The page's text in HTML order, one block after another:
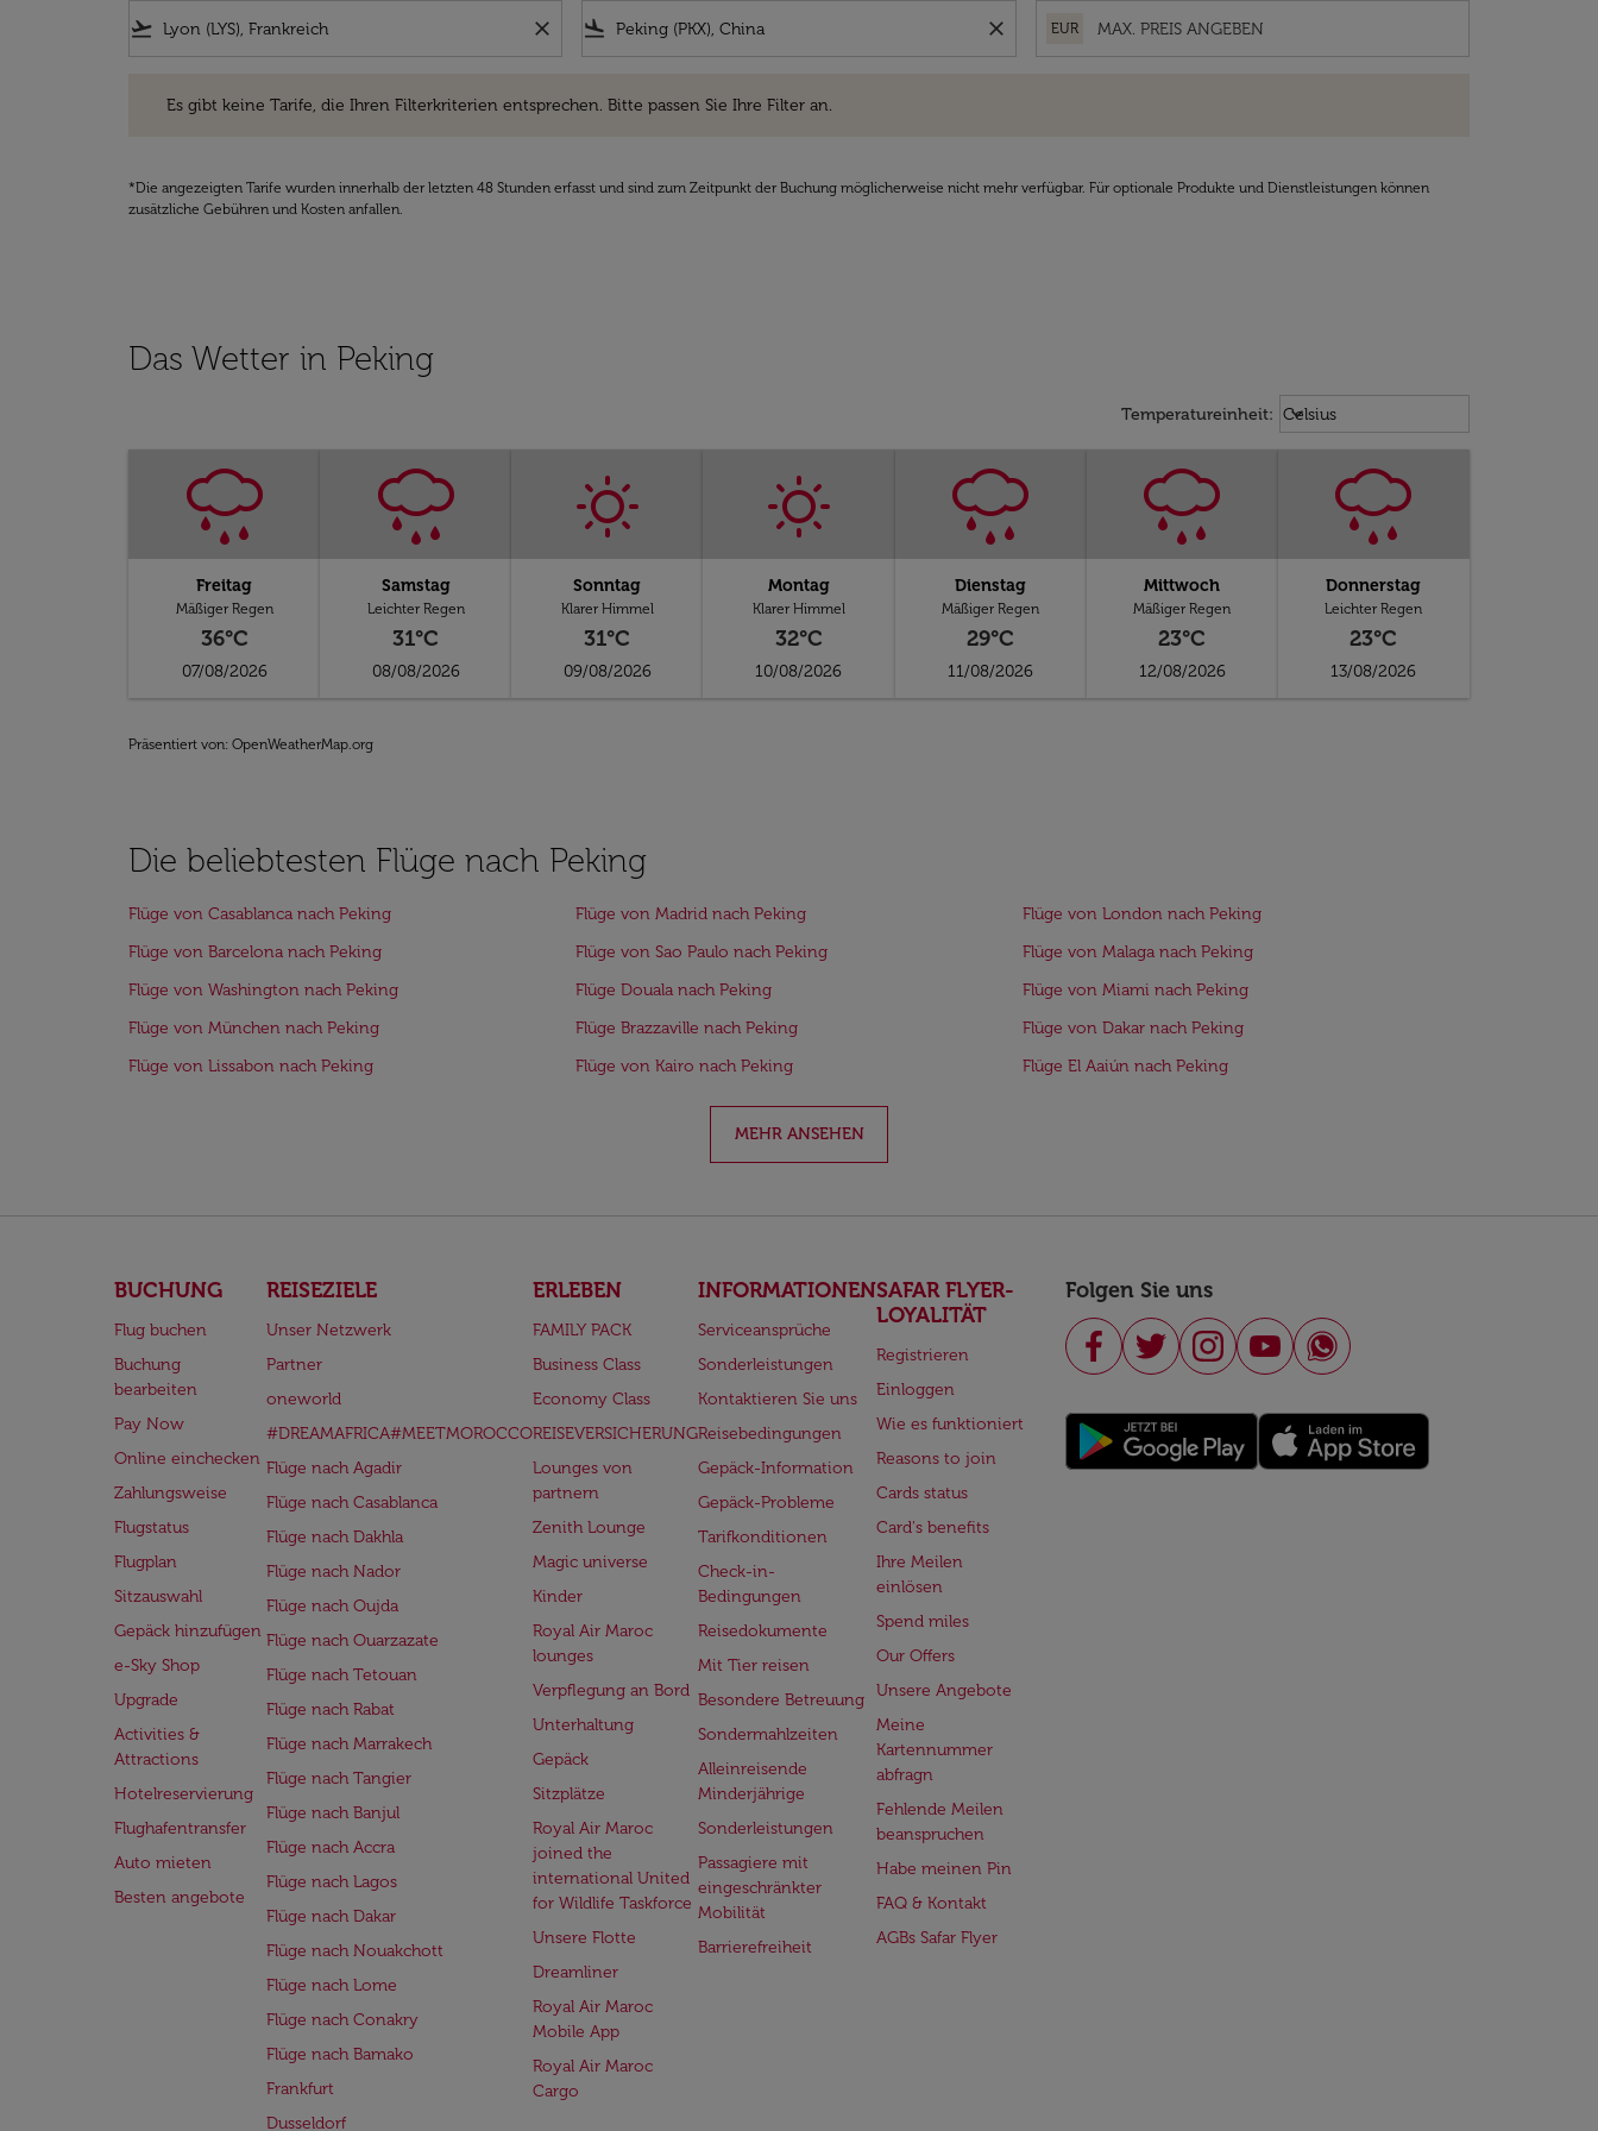
flight_takeoff close flight_land close EUR
Es gibt keine Tarife, die Ihren Filterkriterien entsprechen. Bitte passen Sie Ihre Filter an.
*Die angezeigten Tarife wurden innerhalb der letzten 48 Stunden erfasst und sind zum Zeitpunkt der Buchung möglicherweise nicht mehr verfügbar. Für optionale Produkte und Dienstleistungen können
zusätzliche Gebühren und Kosten anfallen.
Das Wetter in Peking
Temperatureinheit: Weather unit option Celsius
Celsius
keyboard_arrow_down
Freitag
Mäßiger Regen
36°C
07/08/2026
Samstag
Leichter Regen
31°C
08/08/2026
Sonntag
Klarer Himmel
31°C
09/08/2026
Montag
Klarer Himmel
32°C
10/08/2026
Dienstag
Mäßiger Regen
29°C
11/08/2026
Mittwoch
Mäßiger Regen
23°C
12/08/2026
Donnerstag
Leichter Regen
23°C
13/08/2026
Präsentiert von: OpenWeatherMap.org
Die beliebtesten Flüge nach Peking
Flüge von Casablanca nach Peking Flüge von Madrid nach Peking
Flüge von London nach Peking
Flüge von Barcelona nach Peking
Flüge von Sao Paulo nach Peking
Flüge von Malaga nach Peking
Flüge von Washington nach Peking
Flüge Douala nach Peking
Flüge von Miami nach Peking
Flüge von München nach Peking
Flüge Brazzaville nach Peking
Flüge von Dakar nach Peking
Flüge von Lissabon nach Peking
Flüge von Kairo nach Peking Flüge El Aaiún nach Peking
MEHR ANSEHEN
BUCHUNG
Flug buchen
Buchung
bearbeiten
Pay Now
Online einchecken
Zahlungsweise
Flugstatus
Flugplan
Sitzauswahl
Gepäck hinzufügen
e-Sky Shop
Upgrade
Activities &
Attractions
Hotelreservierung
Flughafentransfer
Auto mieten
Besten angebote
REISEZIELE
Unser Netzwerk
Partner
oneworld
#DREAMAFRICA#MEETMOROCCO
Flüge nach Agadir
Flüge nach Casablanca
Flüge nach Dakhla
Flüge nach Nador
Flüge nach Oujda
Flüge nach Ouarzazate
Flüge nach Tetouan
Flüge nach Rabat
Flüge nach Marrakech
Flüge nach Tangier
Flüge nach Banjul
Flüge nach Accra
Flüge nach Lagos
Flüge nach Dakar
Flüge nach Nouakchott
Flüge nach Lome
Flüge nach Conakry
Flüge nach Bamako
Frankfurt
Dusseldorf
ERLEBEN
FAMILY PACK
Business Class
Economy Class
REISEVERSICHERUNG
Lounges von
partnern
Zenith Lounge
Magic universe
Kinder
Royal Air Maroc
lounges
Verpflegung an Bord
Unterhaltung
Gepäck
Sitzplätze
Royal Air Maroc
joined the
international United
for Wildlife Taskforce
Unsere Flotte
Dreamliner
Royal Air Maroc
Mobile App
Royal Air Maroc
Cargo
INFORMATIONEN
Serviceansprüche
Sonderleistungen
Kontaktieren Sie uns
Reisebedingungen
Gepäck-Information
Gepäck-Probleme
Tarifkonditionen
Check-in-
Bedingungen
Reisedokumente
Mit Tier reisen
Besondere Betreuung
Sondermahlzeiten
Alleinreisende
Minderjährige
Sonderleistungen
Passagiere mit
eingeschränkter
Mobilität
Barrierefreiheit
SAFAR FLYER-
LOYALITÄT
Registrieren
Einloggen
Wie es funktioniert
Reasons to join
Cards status
Card's benefits
Ihre Meilen
einlösen
Spend miles
Our Offers
Unsere Angebote
Meine
Kartennummer
abfragn
Fehlende Meilen
beanspruchen
Habe meinen Pin
FAQ & Kontakt
AGBs Safar Flyer
Folgen Sie uns